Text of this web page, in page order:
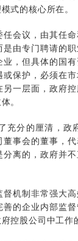
式的核心所在。
议，由其任命
由专门聘请的
，但具体的国
保护，必须在
一层面，政府
。
分的厘清，政
事会的董事，
离的，政府并
制非常强大高
的企业内部监
控股公司中工作